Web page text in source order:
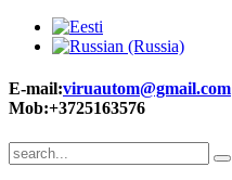
E-mail:viruautom@gmail.com
Mob:+3725163576